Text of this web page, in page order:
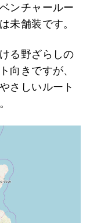
ンチャールー
未舗装です。
る野ざらしの
向きですが、
さしいルート